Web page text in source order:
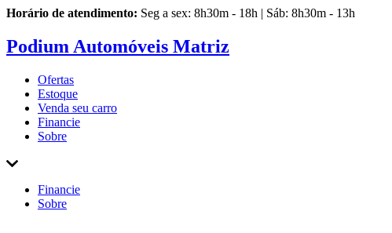
Horário de atendimento: Seg a sex: 8h30m - 18h | Sáb: 8h30m - 13h
Podium Automóveis Matriz
Ofertas
Estoque
Venda seu carro
Financie
Sobre
Financie
Sobre